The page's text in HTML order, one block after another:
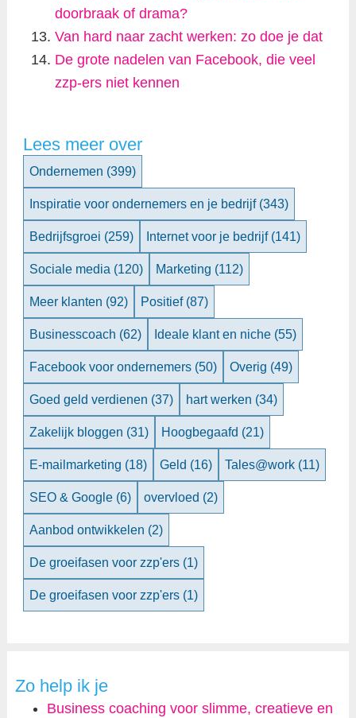
doorbraak of drama?
Van hard naar zacht werken: zo doe je dat
De grote nadelen van Facebook, die veel
zzp-ers niet kennen
Lees meer over
Ondernemen (399)
Inspiratie voor ondernemers en je bedrijf (343)
Bedrijfsgroei (259) Internet voor je bedrijf (141)
Sociale media (120) Marketing (112)
Meer klanten (92) Positief (87)
Businesscoach (62) Ideale klant en niche (55)
Facebook voor ondernemers (50) Overig (49)
Goed geld verdienen (37) hart werken (34)
Zakelijk bloggen (31) Hoogbegaafd (21)
E-mailmarketing (18) Geld (16) Tales@work (11)
SEO & Google (6) overvloed (2)
Aanbod ontwikkelen (2)
De groeifasen voor zzp'ers (1)
De groeifasen voor zzp'ers (1)
Zo help ik je
Business coaching voor slimme, creatieve en